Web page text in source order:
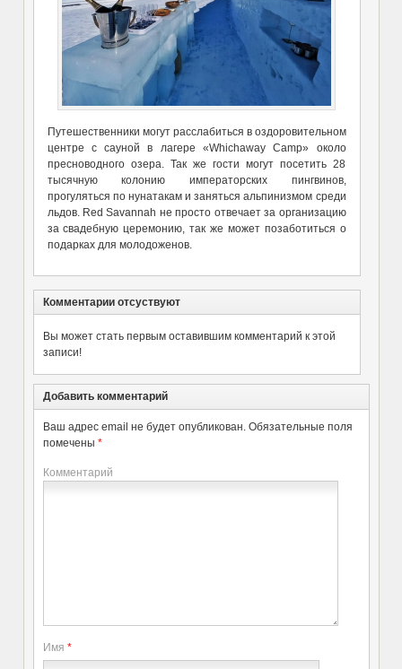
Путешественники могут расслабиться в оздоровительном
центре с сауной в лагере «Whichaway Camp» около
пресноводного озера. Так же гости могут посетить 28
тысячную колонию императорских пингвинов,
прогуляться по нунатакам и заняться альпинизмом среди
льдов. Red Savannah не просто отвечает за организацию
за свадебную церемонию, так же может позаботиться о
подарках для молодоженов.
Комментарии отсуствуют
Вы может стать первым оставившим комментарий к этой
записи!
Добавить комментарий
Ваш адрес email не будет опубликован. Обязательные поля
помечены *
Комментарий
Имя *